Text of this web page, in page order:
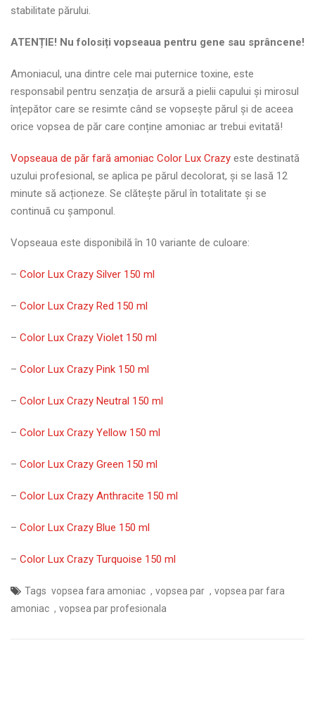
stabilitate părului.
ATENȚIE! Nu folosiți vopseaua pentru gene sau sprâncene!
Amoniacul, una dintre cele mai puternice toxine, este
responsabil pentru senzația de arsură a pielii capului și mirosul
înțepător care se resimte când se vopsește părul și de aceea
orice vopsea de păr care conține amoniac ar trebui evitată!
Vopseaua de păr fară amoniac Color Lux Crazy este destinată
uzului profesional, se aplica pe părul decolorat, și se lasă 12
minute să acționeze. Se clătește părul în totalitate și se
continuă cu șamponul.
Vopseaua este disponibilă în 10 variante de culoare:
– Color Lux Crazy Silver 150 ml
– Color Lux Crazy Red 150 ml
– Color Lux Crazy Violet 150 ml
– Color Lux Crazy Pink 150 ml
– Color Lux Crazy Neutral 150 ml
– Color Lux Crazy Yellow 150 ml
– Color Lux Crazy Green 150 ml
– Color Lux Crazy Anthracite 150 ml
– Color Lux Crazy Blue 150 ml
– Color Lux Crazy Turquoise 150 ml
Tags vopsea fara amoniac , vopsea par , vopsea par fara
amoniac , vopsea par profesionala